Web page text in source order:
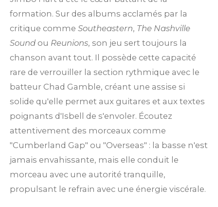
formation. Sur des albums acclamés par la
critique comme Southeastern, The Nashville
Sound ou Reunions, son jeu sert toujours la
chanson avant tout. Il possède cette capacité
rare de verrouiller la section rythmique avec le
batteur Chad Gamble, créant une assise si
solide qu'elle permet aux guitares et aux textes
poignants d'Isbell de s'envoler. Écoutez
attentivement des morceaux comme
"Cumberland Gap" ou "Overseas" : la basse n'est
jamais envahissante, mais elle conduit le
morceau avec une autorité tranquille,
propulsant le refrain avec une énergie viscérale.